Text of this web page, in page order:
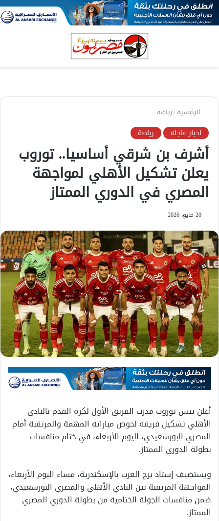
الرئيسية/رياضة
اخبار عاجله رياضة
أشرف بن شرقي أساسيا.. توروب
يعلن تشكيل الأهلي لمواجهة
المصري في الدوري الممتاز
20 مايو، 2026
أعلن ييس توروب مدرب الفريق الأول لكرة القدم بالنادي
الأهلي تشكيل فريقه لخوض مباراته المهمة والمرتقبة أمام
المصري البورسعيدي، اليوم الأربعاء، في ختام منافسات
بطولة الدوري الممتاز.
ويستضيف إستاد برج العرب بالإسكندرية، مساء اليوم الأربعاء،
المواجهة المرتقبة بين النادي الأهلي والمصري البورسعيدي،
ضمن منافسات الجولة الختامية من بطولة الدوري المصري
الممتاز.